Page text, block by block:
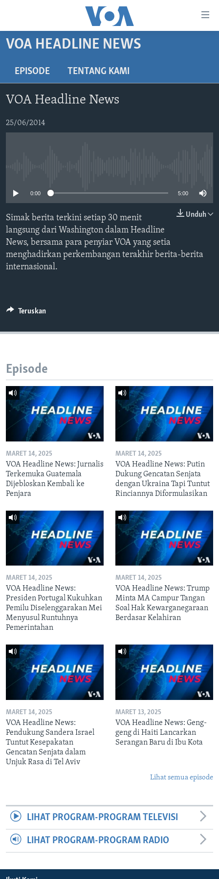
Akses
Utama
Lanjut
Navigasi
DUNIA
POLYGRAPH
DAFTAR PROGRAM
Bahasa-bahasa
VOA HEADLINE NEWS
EPISODE TENTANG KAMI
VOA Headline News
25/06/2014
0:00 5:00
Unduh
Simak berita terkini setiap 30 menit
langsung dari Washington dalam Headline
News, bersama para penyiar VOA yang setia
menghadirkan perkembangan terakhir berita-berita
internasional.
Teruskan
Episode
MARET 14, 2025
VOA Headline News: Jurnalis
Terkemuka Guatemala
Dijebloskan Kembali ke
Penjara
MARET 14, 2025
VOA Headline News: Putin
Dukung Gencatan Senjata
dengan Ukraina Tapi Tuntut
Rinciannya Diformulasikan
MARET 14, 2025
VOA Headline News:
Presiden Portugal Kukuhkan
Pemilu Diselenggarakan Mei
Menyusul Runtuhnya
Pemerintahan
MARET 14, 2025
VOA Headline News: Trump
Minta MA Campur Tangan
Soal Hak Kewarganegaraan
Berdasar Kelahiran
MARET 14, 2025
VOA Headline News:
Pendukung Sandera Israel
Tuntut Kesepakatan
Gencatan Senjata dalam
Unjuk Rasa di Tel Aviv
MARET 13, 2025
VOA Headline News: Geng-
geng di Haiti Lancarkan
Serangan Baru di Ibu Kota
Lihat semua episode
LIHAT PROGRAM-PROGRAM TELEVISI
LIHAT PROGRAM-PROGRAM RADIO